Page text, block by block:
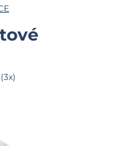
(3x)